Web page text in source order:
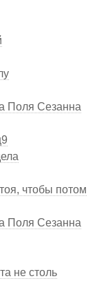
Поля Сезанна
чтобы потом
Поля Сезанна
не столь